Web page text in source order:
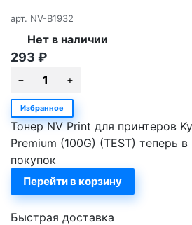
арт. NV-B1932
Нет в наличии
293 ₽
Избранное
Тонер NV Print для принтеров
Premium (100G) (TEST) теперь
покупок
Перейти в корзину
Быстрая доставка